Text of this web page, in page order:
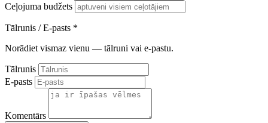
Ceļojuma budžets
Tālrunis / E-pasts *
Norādiet vismaz vienu — tālruni vai e-pastu.
Tālrunis
E-pasts
Komentārs